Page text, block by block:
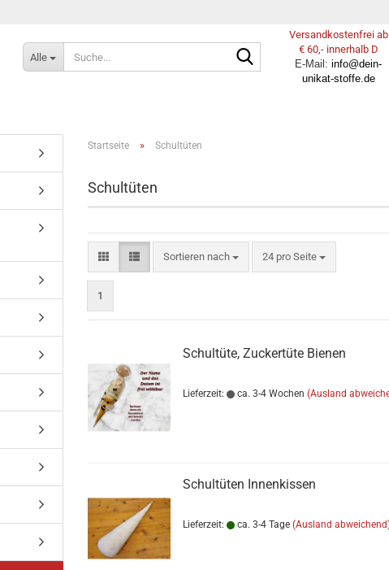
Alle
Versandkostenfrei ab
€ 60,- innerhalb D
E-Mail:info@dein-
unikat-stoffe.de
Startseite » Schultüten
Schultüten
Sortieren nach
Sortieren nach 24 pro Seite
pro Seite
1
Schultüte, Zuckertüte Bienen
Lieferzeit: ca. 3-4 Wochen (Ausland
Schultüten Innenkissen
Lieferzeit: ca. 3-4 Tage (Ausland